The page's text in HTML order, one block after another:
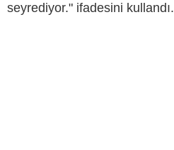
seyrediyor." ifadesini kullandı.